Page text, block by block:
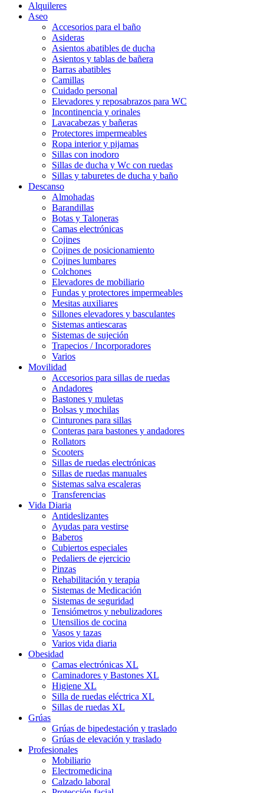
Alquileres
Aseo
Accesorios para el baño
Asideras
Asientos abatibles de ducha
Asientos y tablas de bañera
Barras abatibles
Camillas
Cuidado personal
Elevadores y reposabrazos para WC
Incontinencia y orinales
Lavacabezas y bañeras
Protectores impermeables
Ropa interior y pijamas
Sillas con inodoro
Sillas de ducha y Wc con ruedas
Sillas y taburetes de ducha y baño
Descanso
Almohadas
Barandillas
Botas y Taloneras
Camas electrónicas
Cojines
Cojines de posicionamiento
Cojines lumbares
Colchones
Elevadores de mobiliario
Fundas y protectores impermeables
Mesitas auxiliares
Sillones elevadores y basculantes
Sistemas antiescaras
Sistemas de sujeción
Trapecios / Incorporadores
Varios
Movilidad
Accesorios para sillas de ruedas
Andadores
Bastones y muletas
Bolsas y mochilas
Cinturones para sillas
Conteras para bastones y andadores
Rollators
Scooters
Sillas de ruedas electrónicas
Sillas de ruedas manuales
Sistemas salva escaleras
Transferencias
Vida Diaria
Antideslizantes
Ayudas para vestirse
Baberos
Cubiertos especiales
Pedaliers de ejercicio
Pinzas
Rehabilitación y terapia
Sistemas de Medicación
Sistemas de seguridad
Tensiómetros y nebulizadores
Utensilios de cocina
Vasos y tazas
Varios vida diaria
Obesidad
Camas electrónicas XL
Caminadores y Bastones XL
Higiene XL
Silla de ruedas eléctrica XL
Sillas de ruedas XL
Grúas
Grúas de bipedestación y traslado
Grúas de elevación y traslado
Profesionales
Mobiliario
Electromedicina
Calzado laboral